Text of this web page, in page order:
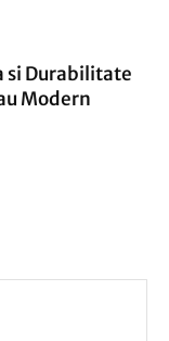
si Durabilitate
Modern